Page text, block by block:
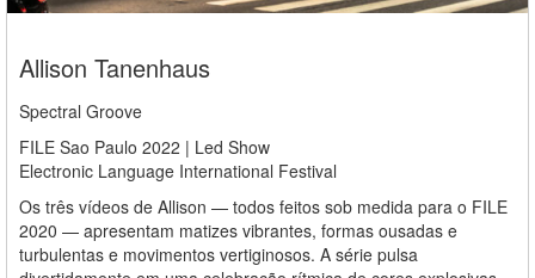
Allison Tanenhaus
Spectral Groove
FILE Sao Paulo 2022 | Led Show
Electronic Language International Festival
Os três vídeos de Allison — todos feitos sob medida para o FILE
2020 — apresentam matizes vibrantes, formas ousadas e
turbulentas e movimentos vertiginosos. A série pulsa